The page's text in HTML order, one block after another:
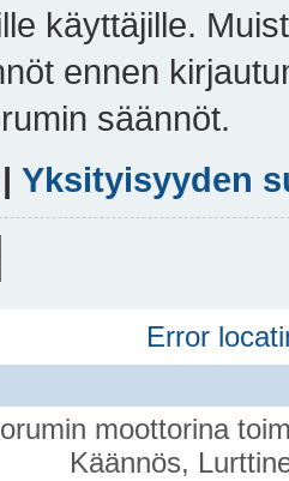
käyttäjille.
ennen
säännöt.
| Yksityisyyden
Error
moottorina
Käännös,